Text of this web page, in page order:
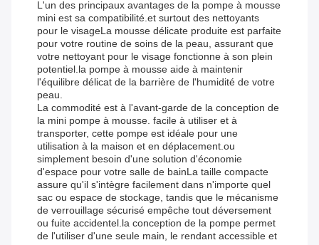
L'un des principaux avantages de la pompe à mousse
mini est sa compatibilité.et surtout des nettoyants
pour le visageLa mousse délicate produite est parfaite
pour votre routine de soins de la peau, assurant que
votre nettoyant pour le visage fonctionne à son plein
potentiel.la pompe à mousse aide à maintenir
l'équilibre délicat de la barrière de l'humidité de votre
peau.
La commodité est à l'avant-garde de la conception de
la mini pompe à mousse. facile à utiliser et à
transporter, cette pompe est idéale pour une
utilisation à la maison et en déplacement.ou
simplement besoin d'une solution d'économie
d'espace pour votre salle de bainLa taille compacte
assure qu'il s'intègre facilement dans n'importe quel
sac ou espace de stockage, tandis que le mécanisme
de verrouillage sécurisé empêche tout déversement
ou fuite accidentel.la conception de la pompe permet
de l'utiliser d'une seule main, le rendant accessible et